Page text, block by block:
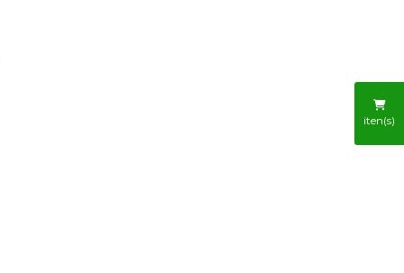
iten(s)